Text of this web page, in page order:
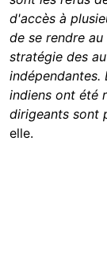
d'accès à
de se rendre
stratégie des
indépendantes.
indiens ont été
dirigeants sont
elle.